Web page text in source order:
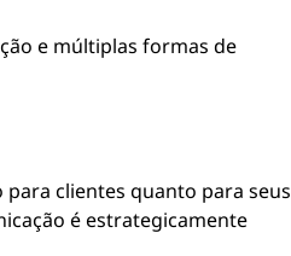
e múltiplas formas de
clientes quanto para seus
é estrategicamente